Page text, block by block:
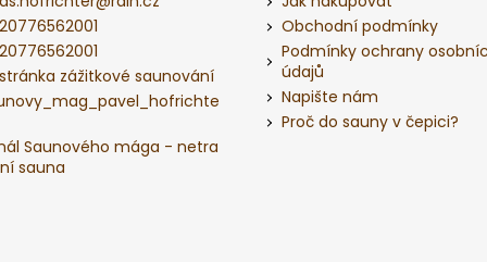
zážitkové saunování
Saunového mága - netra
sauna
Obchodní podmínky
Podmínky ochrany
údajů
Napište nám
Proč do sauny v čepici?